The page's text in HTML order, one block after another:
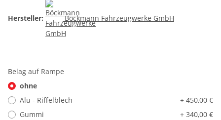
Hersteller: Böckmann Fahrzeugwerke GmbH
Belag auf Rampe
ohne
Alu - Riffelblech
+ 450,00 €
Gummi
+ 340,00 €